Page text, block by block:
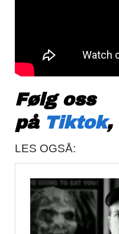
Følg oss
på Tiktok,
LES OGSÅ: